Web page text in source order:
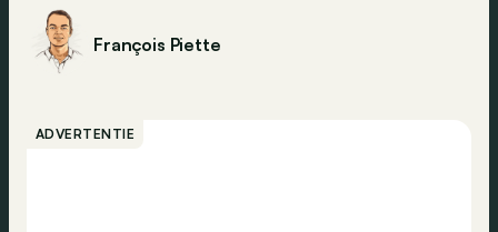
François Piette
ADVERTENTIE